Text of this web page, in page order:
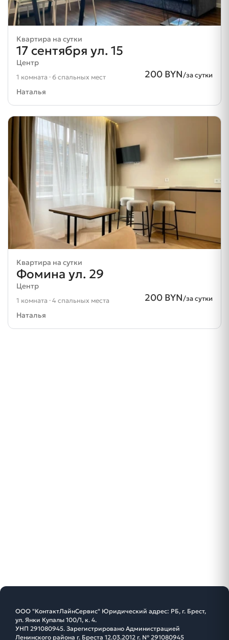
Квартира на сутки
17 сентября ул. 15
Центр
200 BYN/за сутки
1 комната · 6 спальных мест
Наталья
Квартира на сутки
Фомина ул. 29
Центр
200 BYN/за сутки
1 комната · 4 спальных места
Наталья
ООО "КонтактЛайнСервис" Юридический адрес: РБ, г. Брест,
ул. Янки Купалы 100/1, к. 4.
УНП 291080945. Зарегистрировано Администрацией
Ленинского района г. Бреста 12.03.2012 г. № 291080945